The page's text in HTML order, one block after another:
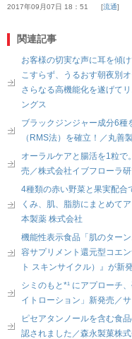
2017年09月07日 18：51 流通
関連記事
お客様の切実な声に耳を傾
こすらず、うるおす朝夜別
さらなる高機能化を遂げて
ングス
ブラックジンジャー成分6
（RMS法）を確立！／丸善
オーラルケアと腸活を1粒で
売／株式会社イブフローラ
4種類の赤い野菜と果実配合
くみ、肌、脂肪にまとめて
本製薬 株式会社
機能性表示食品「肌のター
容サプリメント還元型コエ
ト スキンサイクル）』が新
シミのもと*¹ にアプローチ
イトローション」新発売／
ピセアタンノールを含む食
認されました／森永製菓株